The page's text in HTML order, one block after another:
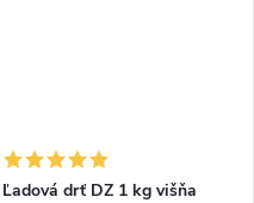
Ľadová drť DZ 1 kg višňa